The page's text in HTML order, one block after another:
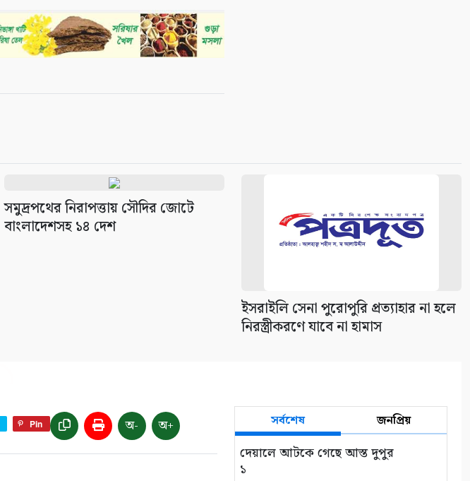
সমুদ্রপথের নিরাপত্তায় সৌদির জোটে
বাংলাদেশসহ ১৪ দেশ
ইসরাইলি সেনা পুরোপুরি প্রত্যাহার না হলে
নিরস্ত্রীকরণে যাবে না হামাস
Pin অ- অ+ সর্বশেষ জনপ্রিয়
দেয়ালে আটকে গেছে আস্ত দুপুর
১